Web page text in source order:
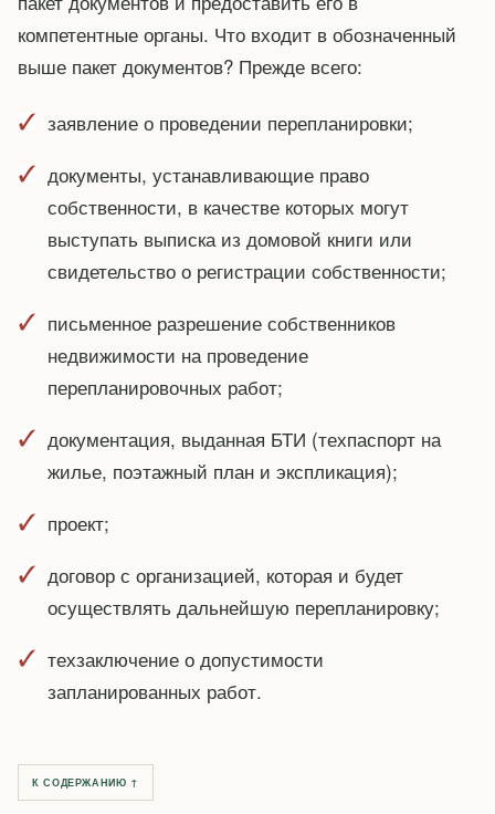
компетентные органы. Что входит в обозначенный
выше пакет документов? Прежде всего:
заявление о проведении перепланировки;
документы, устанавливающие право
собственности, в качестве которых могут
выступать выписка из домовой книги или
свидетельство о регистрации собственности;
письменное разрешение собственников
недвижимости на проведение
перепланировочных работ;
документация, выданная БТИ (техпаспорт на
жилье, поэтажный план и экспликация);
проект;
договор с организацией, которая и будет
осуществлять дальнейшую перепланировку;
техзаключение о допустимости
запланированных работ.
К СОДЕРЖАНИЮ ↑